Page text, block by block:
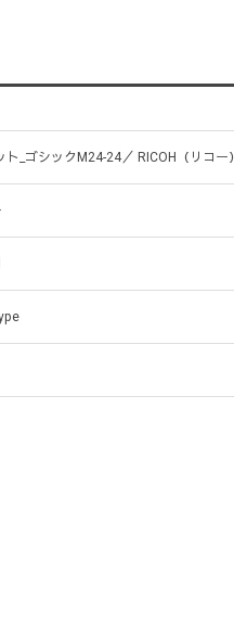
ト_ゴシックM24-24／ RICOH（リコー）